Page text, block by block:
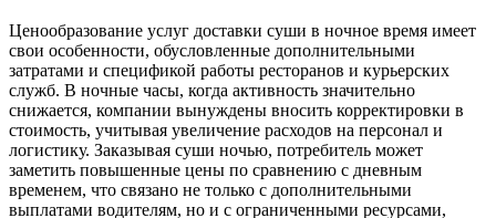
Ценообразование услуг доставки суши в ночное время имеет
свои особенности, обусловленные дополнительными
затратами и спецификой работы ресторанов и курьерских
служб. В ночные часы, когда активность значительно
снижается, компании вынуждены вносить корректировки в
стоимость, учитывая увеличение расходов на персонал и
логистику. Заказывая суши ночью, потребитель может
заметить повышенные цены по сравнению с дневным
временем, что связано не только с дополнительными
выплатами водителям, но и с ограниченными ресурсами,